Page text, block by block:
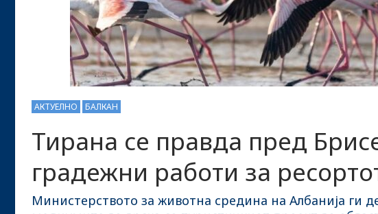
АКТУЕЛНО БАЛКАН
Тирана се правда пред
градежни работи за
Министерството за животна средина на Албанија ги